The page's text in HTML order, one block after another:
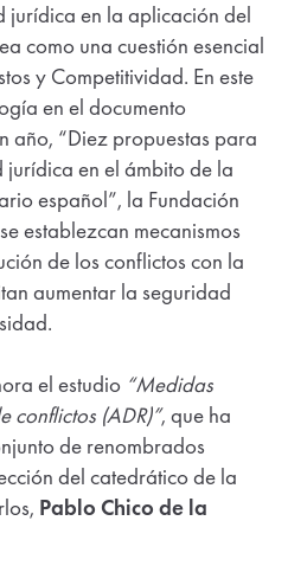
en la aplicación del
como una cuestión esencial
y Competitividad. En este
en el documento
año, “Diez propuestas para
en el ámbito de la
español”, la Fundación
establezcan mecanismos
de los conflictos con la
aumentar la seguridad
el estudio “Medidas
conflictos (ADR)”, que ha
de renombrados
del catedrático de la
Pablo Chico de la